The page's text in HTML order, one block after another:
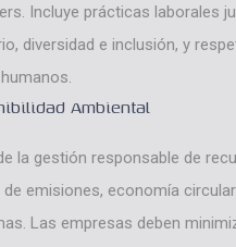
Incluye prácticas laborales
diversidad e inclusión, y
Ambiental
la gestión responsable de
emisiones, economía
Las empresas deben